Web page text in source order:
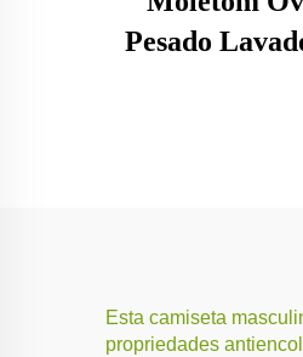
Pesado
Esta camiseta
propriedades